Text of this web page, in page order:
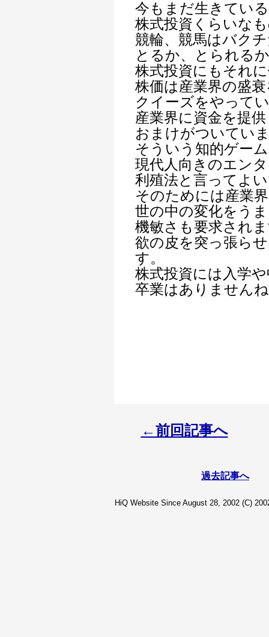
今もまだ生きてい
株式投資くらいな
競輪、競馬はバク
とるか、とられる
株式投資にもそれ
株価は産業界の盛
クイーズをやって
産業界に資金を提
おまけがついてい
そういう知的ゲー
現代人向きのエン
利殖法と言ってよ
そのためには産業
世の中の変化をう
機敏さも要求され
欲の皮を突っ張ら
す。
株式投資には入学
卒業はありません
←前回記事へ
過去記事へ
HiQ Website Since August 28, 2002 (C)